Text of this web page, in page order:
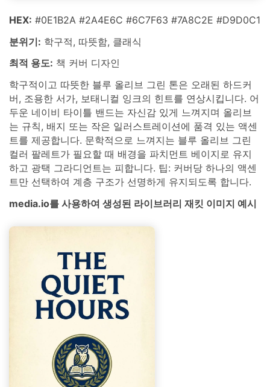
HEX: #0E1B2A #2A4E6C #6C7F63 #7A8C2E #D9D0C1
분위기: 학구적, 따뜻함, 클래식
최적 용도: 책 커버 디자인
학구적이고 따뜻한 블루 올리브 그린 톤은 오래된 하드커
버, 조용한 서가, 보태니컬 잉크의 힌트를 연상시킵니다. 어
두운 네이비 타이틀 밴드는 자신감 있게 느껴지며 올리브
는 규칙, 배지 또는 작은 일러스트레이션에 품격 있는 액센
트를 제공합니다. 문학적으로 느껴지는 블루 올리브 그린
컬러 팔레트가 필요할 때 배경을 파치먼트 베이지로 유지
하고 광택 그라디언트는 피합니다. 팁: 커버당 하나의 액센
트만 선택하여 계층 구조가 선명하게 유지되도록 합니다.
media.io를 사용하여 생성된 라이브러리 재킷 이미지 예시